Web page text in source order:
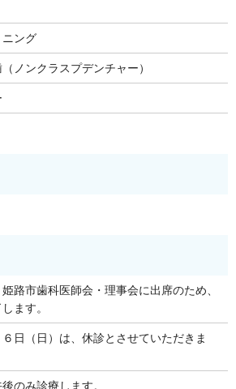
ニング
ノンクラスプデンチャー）
路市歯科医師会・理事会に出席のため、
ます。
日（日）は、休診とさせていただきま
のみ診療します。